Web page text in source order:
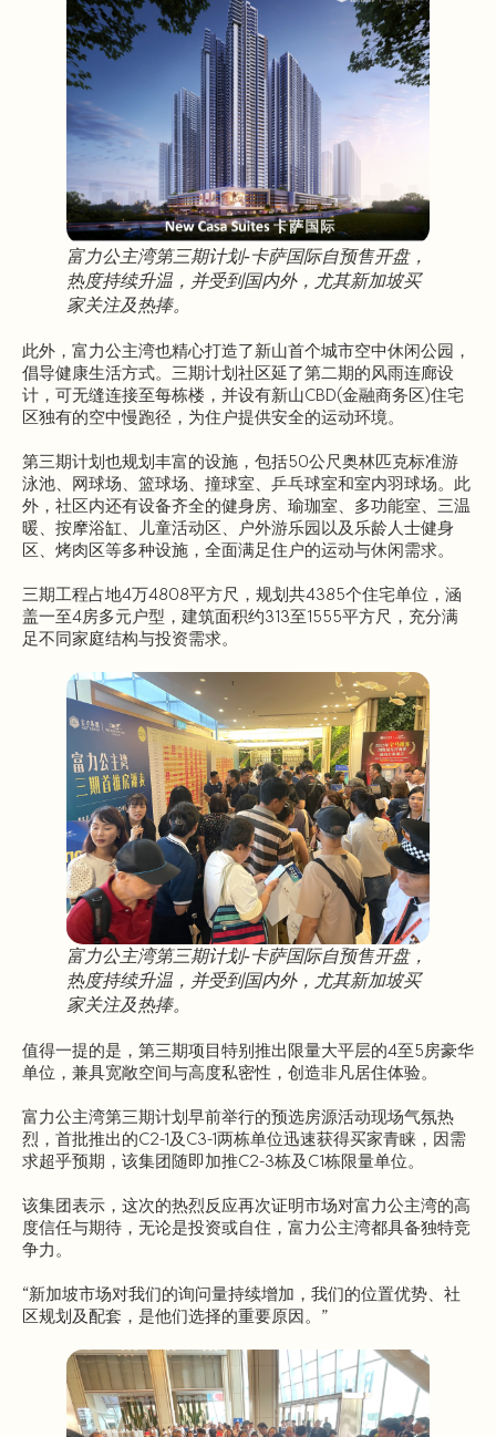
富力公主湾第三期计划-卡萨国际自预售开盘，
热度持续升温，并受到国内外，尤其新加坡买
家关注及热捧。
此外，富力公主湾也精心打造了新山首个城市空中休闲公园，
倡导健康生活方式。三期计划社区延了第二期的风雨连廊设
计，可无缝连接至每栋楼，并设有新山CBD(金融商务区)住宅
区独有的空中慢跑径，为住户提供安全的运动环境。
第三期计划也规划丰富的设施，包括50公尺奥林匹克标准游
泳池、网球场、篮球场、撞球室、乒乓球室和室内羽球场。此
外，社区内还有设备齐全的健身房、瑜珈室、多功能室、三温
暖、按摩浴缸、儿童活动区、户外游乐园以及乐龄人士健身
区、烤肉区等多种设施，全面满足住户的运动与休闲需求。
三期工程占地4万4808平方尺，规划共4385个住宅单位，涵
盖一至4房多元户型，建筑面积约313至1555平方尺，充分满
足不同家庭结构与投资需求。
富力公主湾第三期计划-卡萨国际自预售开盘，
热度持续升温，并受到国内外，尤其新加坡买
家关注及热捧。
值得一提的是，第三期项目特别推出限量大平层的4至5房豪华
单位，兼具宽敞空间与高度私密性，创造非凡居住体验。
富力公主湾第三期计划早前举行的预选房源活动现场气氛热
烈，首批推出的C2-1及C3-1两栋单位迅速获得买家青睐，因需
求超乎预期，该集团随即加推C2-3栋及C1栋限量单位。
该集团表示，这次的热烈反应再次证明市场对富力公主湾的高
度信任与期待，无论是投资或自住，富力公主湾都具备独特竞
争力。
“新加坡市场对我们的询问量持续增加，我们的位置优势、社
区规划及配套，是他们选择的重要原因。”